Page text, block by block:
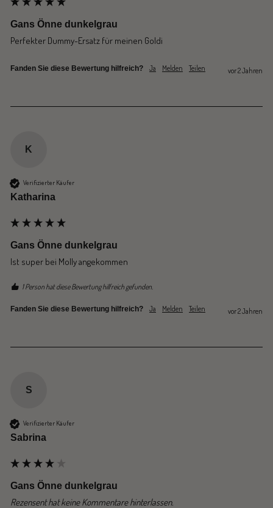
Gans Önne dunkelgrau
Perfekter Dummy-Ersatz für meinen Goldi
Fanden Sie diese Bewertung hilfreich? Ja Melden Teilen vor 2 Jahren
K
Verifizierter Käufer
Katharina
Gans Önne dunkelgrau
Ist super bei Molly angekommen
1 Person hat diese Bewertung hilfreich gefunden.
Fanden Sie diese Bewertung hilfreich? Ja Melden Teilen vor 2 Jahren
S
Verifizierter Käufer
Sabrina
Gans Önne dunkelgrau
Rezensent hat keine Kommentare hinterlassen.